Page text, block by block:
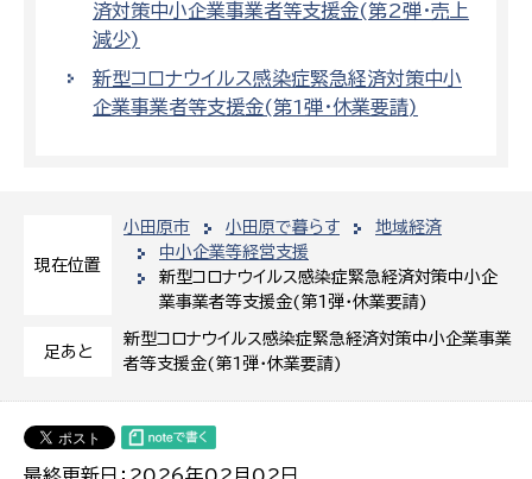
現在位置
小田原市 小田原で暮らす
地域経済
中小企業等経営支援
新型コロナウイルス感染症緊急経済対策中小企
業事業者等支援金(第1弾・休業要請)
足あと
新型コロナウイルス感染症緊急経済対策中小企業事業
者等支援金(第1弾・休業要請)
済対策中小企業事業者等支援金(第2弾・売上
減少)
新型コロナウイルス感染症緊急経済対策中小
企業事業者等支援金(第1弾・休業要請)